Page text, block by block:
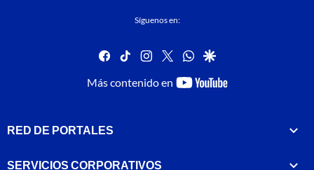
Síguenos en:
facebook
tiktok instagram
twitterwhatsapp
google
Más contenido en
youtube-
RED DE PORTALES
SERVICIOS CORPORATIVOS